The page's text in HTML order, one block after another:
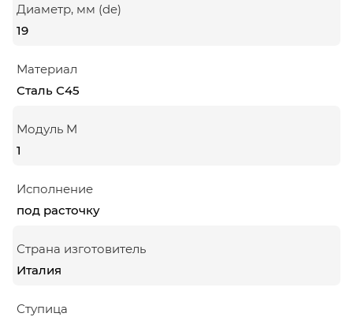
Диаметр, мм (de)
19
Материал
Сталь С45
Модуль М
1
Исполнение
под расточку
Страна изготовитель
Италия
Ступица